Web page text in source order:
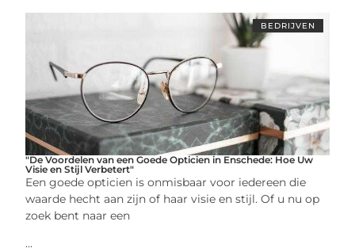
BEDRIJVEN
"De Voordelen van een Goede Opticien in Enschede: Hoe Uw
Visie en Stijl Verbetert"
Een goede opticien is onmisbaar voor iedereen die
waarde hecht aan zijn of haar visie en stijl. Of u nu op
zoek bent naar een
...